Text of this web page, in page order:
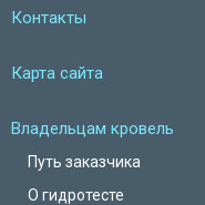
Контакты
Карта сайта
Владельцам кровель
Путь заказчика
О гидротесте